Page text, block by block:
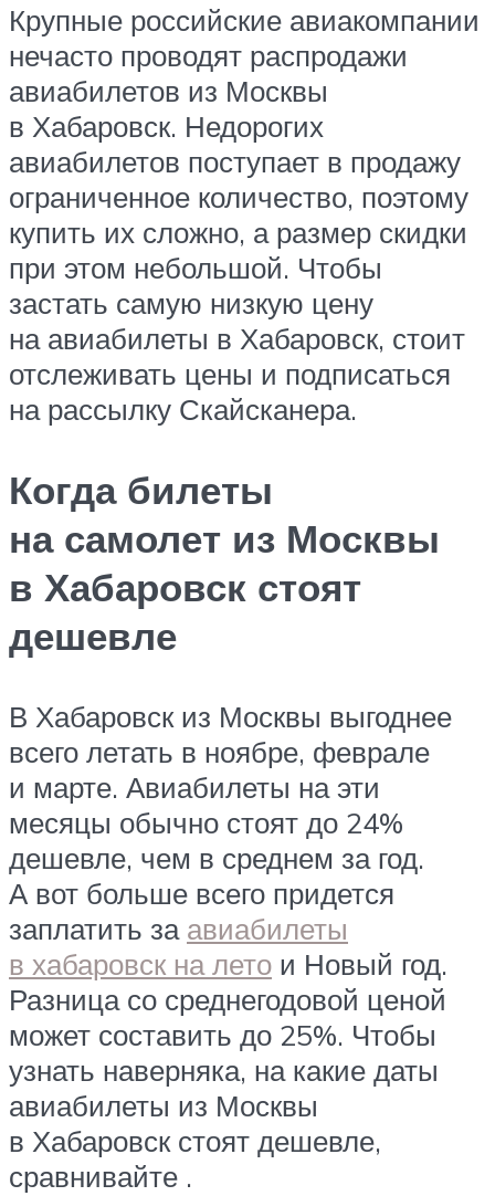
Крупные российские авиакомпании
нечасто проводят распродажи
авиабилетов из Москвы
в Хабаровск. Недорогих
авиабилетов поступает в продажу
ограниченное количество, поэтому
купить их сложно, а размер скидки
при этом небольшой. Чтобы
застать самую низкую цену
на авиабилеты в Хабаровск, стоит
отслеживать цены и подписаться
на рассылку Скайсканера.
Когда билеты
на самолет из Москвы
в Хабаровск стоят
дешевле
В Хабаровск из Москвы выгоднее
всего летать в ноябре, феврале
и марте. Авиабилеты на эти
месяцы обычно стоят до 24%
дешевле, чем в среднем за год.
А вот больше всего придется
заплатить за авиабилеты
в хабаровск на лето и Новый год.
Разница со среднегодовой ценой
может составить до 25%. Чтобы
узнать наверняка, на какие даты
авиабилеты из Москвы
в Хабаровск стоят дешевле,
сравнивайте .